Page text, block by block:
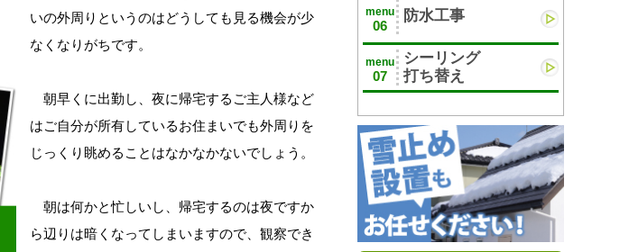
いの外周りというのはどうしても見る機会が少
なくなりがちです。
朝早くに出勤し、夜に帰宅するご主人様など
はご自分が所有しているお住まいでも外周りを
じっくり眺めることはなかなかないでしょう。
朝は何かと忙しいし、帰宅するのは夜ですか
ら辺りは暗くなってしまいますので、観察でき
menu
06
防水工事
menu
07
シーリング
打ち替え